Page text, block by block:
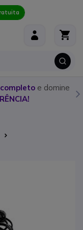
e domine